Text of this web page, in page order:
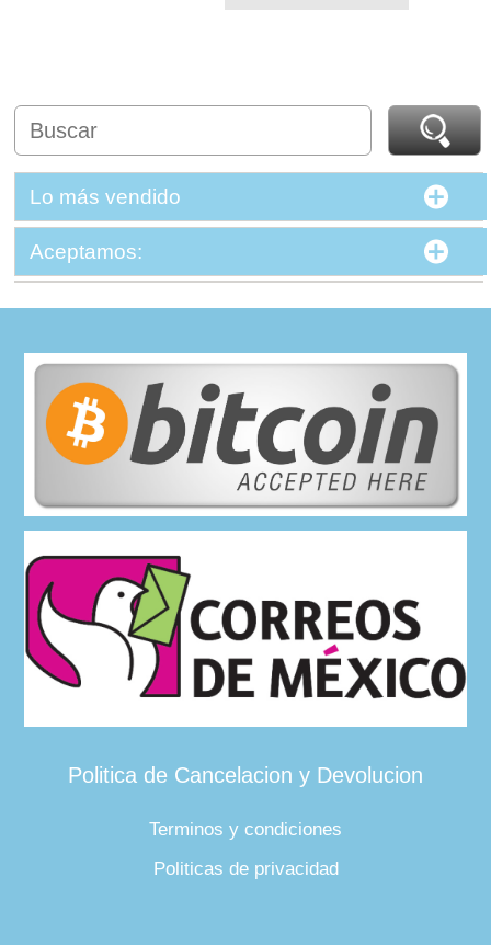
Lo más vendido
Aceptamos:
Politica de Cancelacion y Devolucion
Terminos y condiciones
Politicas de privacidad